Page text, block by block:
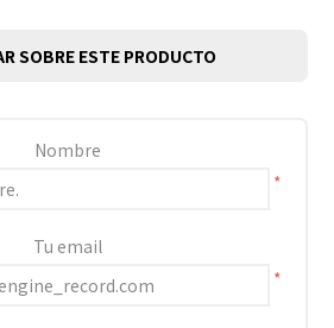
SOBRE ESTE PRODUCTO
Nombre
*
Tu email
*